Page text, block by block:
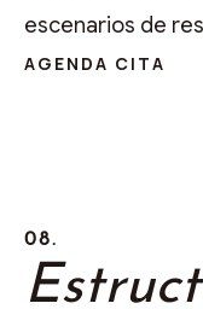
escenarios de
AGENDA CITA
08.